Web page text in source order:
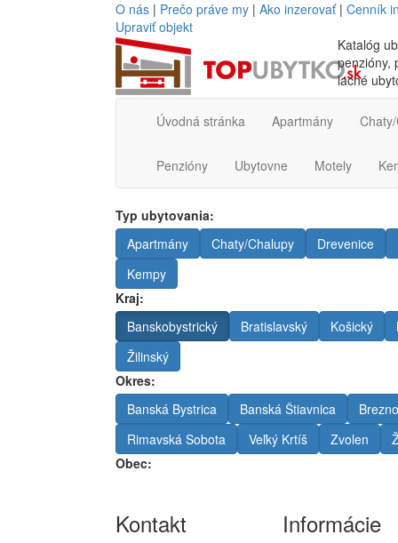
O nás | Prečo práve my | Ako inzerovať| Cenník
Upraviť objekt
Katalóg
penzióny,
lacné
Úvodná stránka Apartmány
Penzióny Ubytovne Motely
Typ ubytovania:
Apartmány
Chaty/Chalupy Drevenice
Kempy
Kraj:
Banskobystrický
Bratislavský Košický
Žilinský
Okres:
Banská Bystrica
Banská Štiavnica
Brezno
Rimavská Sobota
Veľký Krtíš Zvolen
Obec:
Kontakt Informácie